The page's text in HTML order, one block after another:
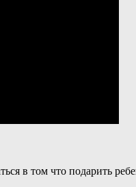
в том что подарить